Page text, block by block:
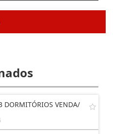
DORMITÓRIOS VENDA/